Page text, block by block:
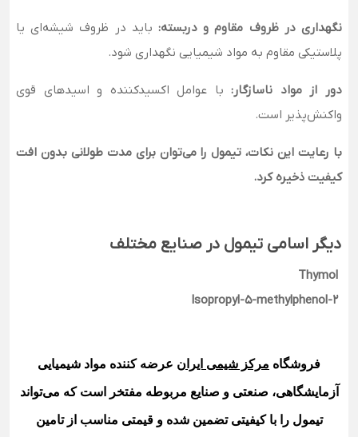
نگهداری در ظروف مقاوم و دربسته: باید در ظروف شیشه‌ای یا
پلاستیکی مقاوم به مواد شیمیایی نگهداری شود.
دور از مواد ناسازگار:با عوامل اکسیدکننده و اسیدهای قوی
واکنش‌پذیر است.
با رعایت این نکات، تیمول را می‌توان برای مدت طولانی بدون افت
کیفیت ذخیره کرد.
دیگر اسامی تیمول در صنایع مختلف
2-Isopropyl-5-methylphenol
فروشگاه مرکز شیمی ایران عرضه کننده مواد شیمیایی
آزمایشگاهی، صنعتی و صنایع مربوطه مفتخر است که می‌تواند
تیمول را با کیفیتی تضمین شده و قیمتی مناسب از تامین